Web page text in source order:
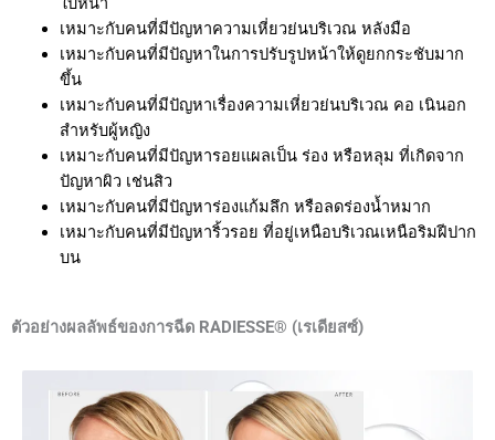
เหมาะกับคนที่มีปัญหาความเหี่ยวย่นบริเวณ หลังมือ
เหมาะกับคนที่มีปัญหาในการปรับรูปหน้าให้ดูยกกระชับมาก
ขึ้น
เหมาะกับคนที่มีปัญหาเรื่องความเหี่ยวย่นบริเวณ คอ เนินอก
สำหรับผู้หญิง
เหมาะกับคนที่มีปัญหารอยแผลเป็น ร่อง หรือหลุม ที่เกิดจาก
ปัญหาผิว เช่นสิว
เหมาะกับคนที่มีปัญหาร่องแก้มลึก หรือลดร่องน้ำหมาก
เหมาะกับคนที่มีปัญหาริ้วรอย ที่อยู่เหนือบริเวณเหนือริมฝีปาก
บน
ตัวอย่างผลลัพธ์ของการฉีด RADIESSE® (เรเดียสซ์)